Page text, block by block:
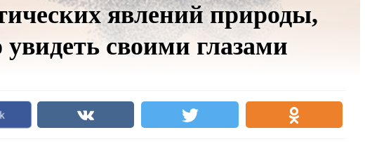
явлений природы,
своими глазами